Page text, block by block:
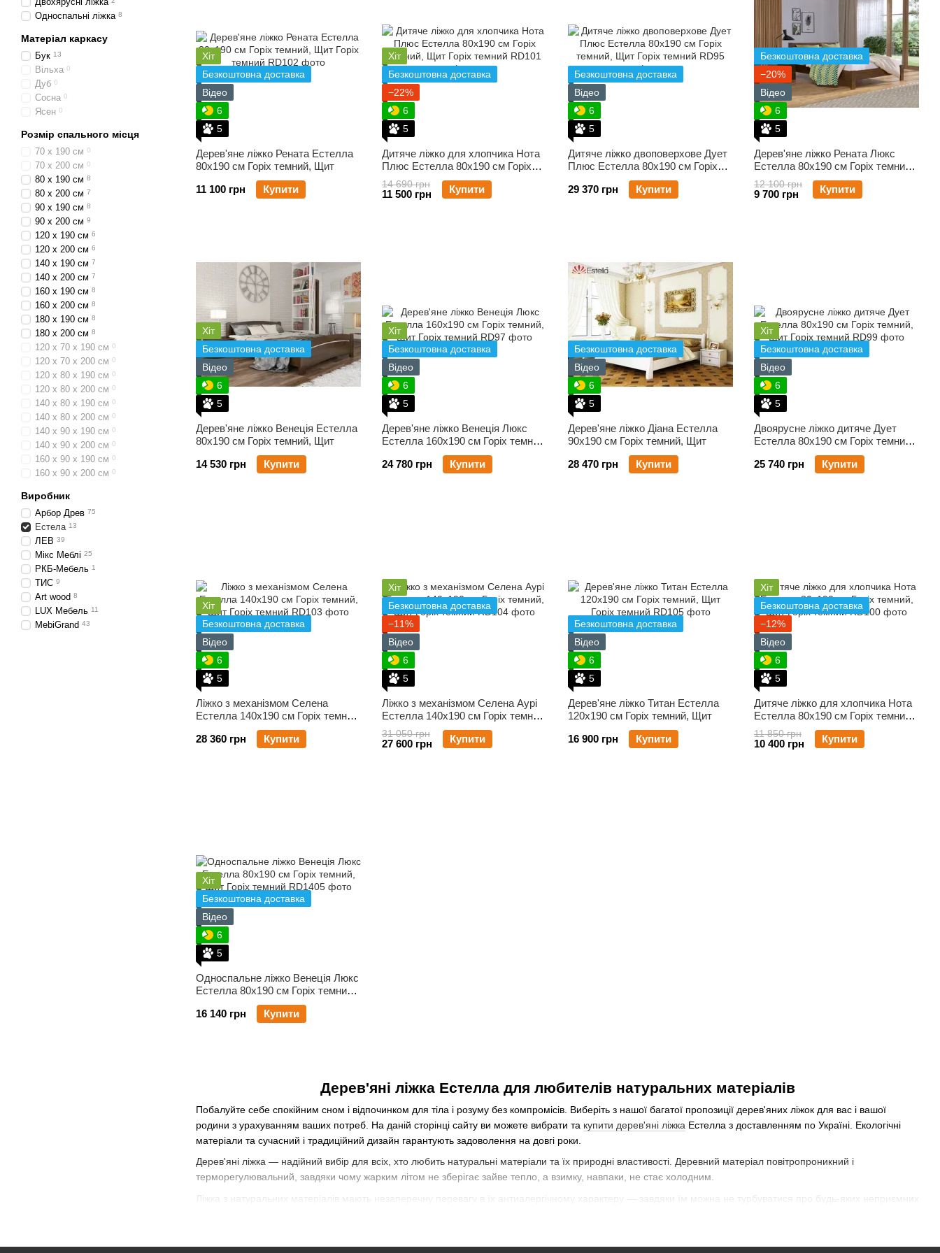
Хіт
Безкоштовна доставка
Відео
6
5
Дерев'яне ліжко Рената Естелла
80х190 см Горіх темний, Щит
11 100 грн
Купити
Хіт
Безкоштовна доставка
−22%
6
5
Дитяче ліжко для хлопчика Нота
Плюс Естелла 80х190 см Горіх
темний, Щит
14 690 грн
11 500 грн Купити
Безкоштовна доставка
Відео
6
5
Дитяче ліжко двоповерхове Дует
Плюс Естелла 80х190 см Горіх
29 370 грн
Купити
Безкоштовна доставка
−20%
Відео
6
5
Дерев'яне ліжко Рената Люкс
Естелла 80х190 см Горіх темний,
Щит
12 100 грн
9 700 грн Купити
Хіт
Безкоштовна доставка
Відео
6
5
Дерев'яне ліжко Венеція Естелла
80х190 см Горіх темний, Щит
14 530 грн
Купити
Хіт
Безкоштовна доставка
Відео
6
5
Дерев'яне ліжко Венеція Люкс
Естелла 160х190 см Горіх темний,
24 780 грн
Купити
Безкоштовна доставка
Відео
6
5
Дерев'яне ліжко Діана Естелла
90х190 см Горіх темний, Щит
28 470 грн
Купити
Хіт
Безкоштовна доставка
Відео
6
5
Двоярусне ліжко дитяче Дует
Естелла 80х190 см Горіх темний,
25 740 грн
Купити
Хіт
Безкоштовна доставка
Відео
6
5
Ліжко з механізмом Селена
Естелла 140х190 см Горіх темний,
28 360 грн
Купити
Хіт
Безкоштовна доставка
−11%
Відео
6
5
Ліжко з механізмом Селена Аурі
Естелла 140х190 см Горіх темний,
Щит
31 050 грн
27 600 грн Купити
Безкоштовна доставка
Відео
6
5
Дерев'яне ліжко Титан Естелла
120х190 см Горіх темний, Щит
16 900 грн
Купити
Хіт
Безкоштовна доставка
−12%
Відео
6
5
Дитяче ліжко для хлопчика Нота
Естелла 80х190 см Горіх темний,
Щит
11 850 грн
10 400 грн Купити
Хіт
Безкоштовна доставка
Відео
6
5
Односпальне ліжко Венеція Люкс
Естелла 80х190 см Горіх темний,
16 140 грн
Купити
Дерев'яні ліжка Естелла для любителів натуральних матеріалів
Побалуйте себе спокійним сном і відпочинком для тіла і розуму без компромісів. Виберіть з нашої багатої пропозиції дерев'яних ліжок для вас і вашої
родини з урахуванням ваших потреб. На даній сторінці сайту ви можете вибрати та купити дерев'яні ліжка Естелла з доставленням по Україні. Екологічні
матеріали та сучасний і традиційний дизайн гарантують задоволення на довгі роки.
Дерев'яні ліжка — надійний вибір для всіх, хто любить натуральні матеріали та їх природні властивості. Деревний матеріал повітропроникний і
терморегулювальний, завдяки чому жарким літом не зберігає зайве тепло, а взимку, навпаки, не стає холодним.
Ліжка з натуральних матеріалів мають незаперечну перевагу в їх антиалергічному характеру — завдяки їм можна не турбуватися про будь-яких неприємних
Односпальні ліжка 8
Матеріал каркасу
Бук 13
Вільха 0
Дуб 0
Сосна 0
Ясен 0
Розмір спального місця
70 х 190 см 0
70 х 200 см 0
80 х 190 см 8
80 х 200 см 7
90 х 190 см 8
90 х 200 см 9
120 х 190 см 6
120 х 200 см 6
140 х 190 см 7
140 х 200 см 7
160 х 190 см 8
160 х 200 см 8
180 х 190 см 8
180 х 200 см 8
120 х 70 х 190 см 0
120 х 70 х 200 см 0
120 х 80 х 190 см 0
120 х 80 х 200 см 0
140 х 80 х 190 см 0
140 х 80 х 200 см 0
140 х 90 х 190 см 0
140 х 90 х 200 см 0
160 х 90 х 190 см 0
160 х 90 х 200 см 0
Виробник
Арбор Древ 75
Естела 13
ЛЕВ 39
Мікс Меблі 25
РКБ-Мебель 1
ТИС 9
Art wood 8
LUX Мебель 11
MebiGrand 43